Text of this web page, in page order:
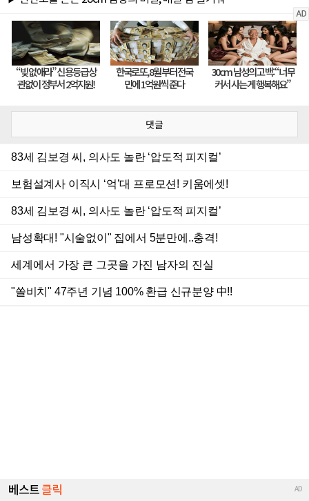
댓글